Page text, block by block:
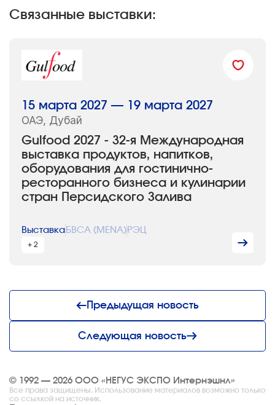
Связанные выставки:
Gulfood 2027 - 32-я Международная
выставка продуктов, напитков,
оборудования для гостинично-
ресторанного бизнеса и кулинарии
стран Персидского Залива
15 марта 2027 — 19 марта 2027
ОАЭ, Дубай
Выставка БВСА (MENA) РЭЦ
+ 2
Предыдущая новость
Следующая новость
© 1992 — 2026 ООО «НЕГУС ЭКСПО Интернэшнл»
Все права защищены. Использование материалов возможно только
со ссылкой на источник.